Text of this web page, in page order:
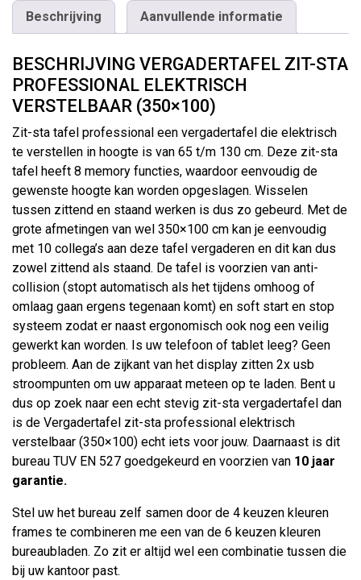
Beschrijving Aanvullende informatie
BESCHRIJVING VERGADERTAFEL ZIT-STA
PROFESSIONAL ELEKTRISCH
VERSTELBAAR (350×100)
Zit-sta tafel professional een vergadertafel die elektrisch
te verstellen in hoogte is van 65 t/m 130 cm. Deze zit-sta
tafel heeft 8 memory functies, waardoor eenvoudig de
gewenste hoogte kan worden opgeslagen. Wisselen
tussen zittend en staand werken is dus zo gebeurd. Met de
grote afmetingen van wel 350×100 cm kan je eenvoudig
met 10 collega’s aan deze tafel vergaderen en dit kan dus
zowel zittend als staand. De tafel is voorzien van anti-
collision (stopt automatisch als het tijdens omhoog of
omlaag gaan ergens tegenaan komt) en soft start en stop
systeem zodat er naast ergonomisch ook nog een veilig
gewerkt kan worden. Is uw telefoon of tablet leeg? Geen
probleem. Aan de zijkant van het display zitten 2x usb
stroompunten om uw apparaat meteen op te laden. Bent u
dus op zoek naar een echt stevig zit-sta vergadertafel dan
is de Vergadertafel zit-sta professional elektrisch
verstelbaar (350×100) echt iets voor jouw. Daarnaast is dit
bureau TUV EN 527 goedgekeurd en voorzien van 10 jaar
garantie.
Stel uw het bureau zelf samen door de 4 keuzen kleuren
frames te combineren me een van de 6 keuzen kleuren
bureaubladen. Zo zit er altijd wel een combinatie tussen die
bij uw kantoor past.